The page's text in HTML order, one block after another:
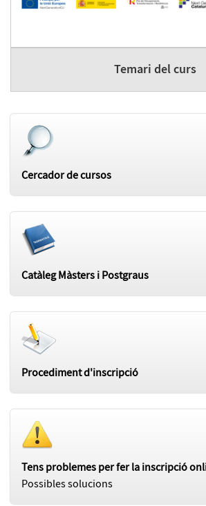
Temari del curs
Cercador de cursos
Catàleg Màsters i Postgraus
Procediment d'inscripció
Tens problemes per fer la inscripció
Possibles solucions